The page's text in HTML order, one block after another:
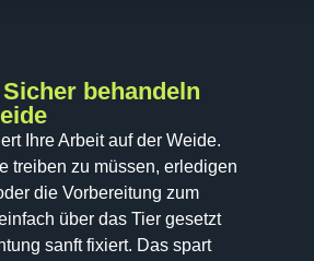
behandeln
Ihre Arbeit auf der Weide.
treiben zu müssen, erledigen
die Vorbereitung zum
über das Tier gesetzt
sanft fixiert. Das spart